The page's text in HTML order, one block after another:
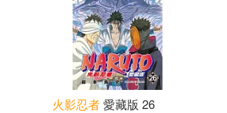
火影忍者愛藏版 26